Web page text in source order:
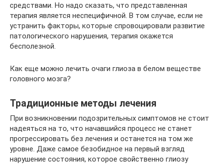
средствами. Но надо сказать, что представленная
терапия является неспецифичной. В том случае, если не
устранить факторы, которые спровоцировали развитие
патологического нарушения, терапия окажется
бесполезной.
Как еще можно лечить очаги глиоза в белом веществе
головного мозга?
Традиционные методы лечения
При возникновении подозрительных симптомов не стоит
надеяться на то, что начавшийся процесс не станет
прогрессировать без лечения и останется на том же
уровне. Даже самое безобидное на первый взгляд
нарушение состояния, которое свойственно глиозу